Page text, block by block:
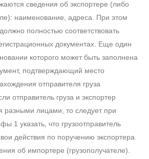
сведения об экспортере (либо
наименование, адреса. При этом
полностью соответствовать
документах. Еще один
которого может быть заполнена
подтверждающий место
отправителя груза
отправитель груза и экспортер
разными лицами, то следует при
1 указать, что грузоотправитель
действия по поручению экспортера.
об импортере (грузополучателе).